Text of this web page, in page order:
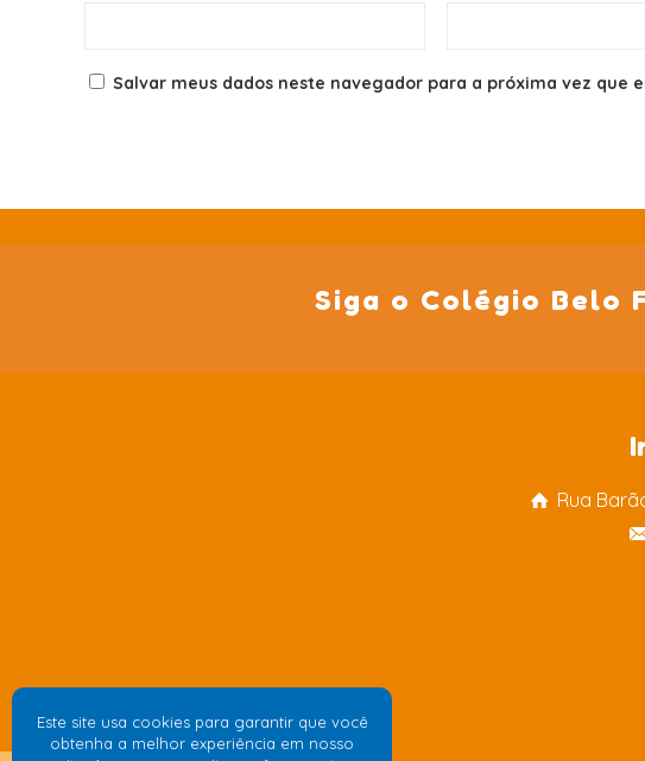
Salvar meus dados neste navegador para a próxima vez que
Siga o Colégio Belo
Rua
Este site usa cookies para garantir que você
obtenha a melhor experiência em nosso